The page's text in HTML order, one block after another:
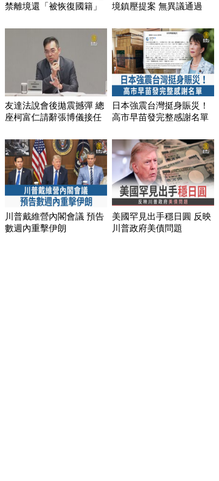
禁離境還「被恢復國籍」
境鎮壓提案 無異議通過
友達法說會後拋震撼彈 總
座柯富仁請辭張博儀接任
日本強震台灣挺身賑災！
高市早苗發完整感謝名單
川普戴維營內閣會議 預告
數週內重擊伊朗
美國罕見出手穩日圓 反映
川普政府美債問題